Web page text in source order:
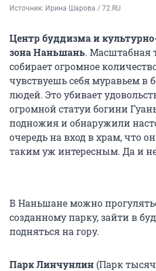
Источник: Ирина Шарова / 72.RU
Центр буддизма и
зона Наньшань. Масштабная
собирает огромное
чувствуешь себя муравьем в
людей. Это убивает
огромной статуи богини
подножия и обнаружили
очередь на вход в храм, что
таким уж интересным. Да и
В Наньшане можно
созданному парку, зайти в
подняться на гору.
Парк Линчунлин (Парк